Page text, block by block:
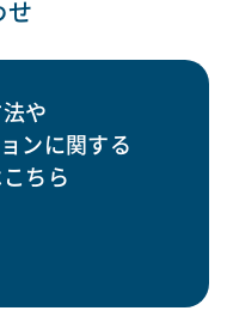
せ
や
ンに関する
ちら